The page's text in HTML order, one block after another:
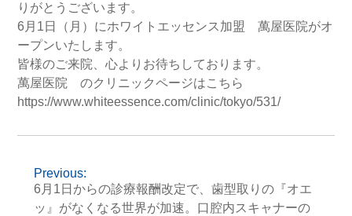
りがとうございます。
6月1日（月）にホワイトエッセンス加盟 萬屋医院がオ
ープンいたします。
皆様のご来院、心よりお待ちしております。
萬屋医院 のクリニックページはこちら
https://www.whiteessence.com/clinic/tokyo/531/
Previous:
6月1日からの診療報酬改定で、歯型取りの『オエ
ッ』がなくなる世界が加速。口腔内スキャナーの